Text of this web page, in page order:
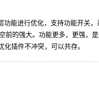
功能进行优化，支持功能开
前的强大。功能更多，更强，
插件不冲突，可以共存。